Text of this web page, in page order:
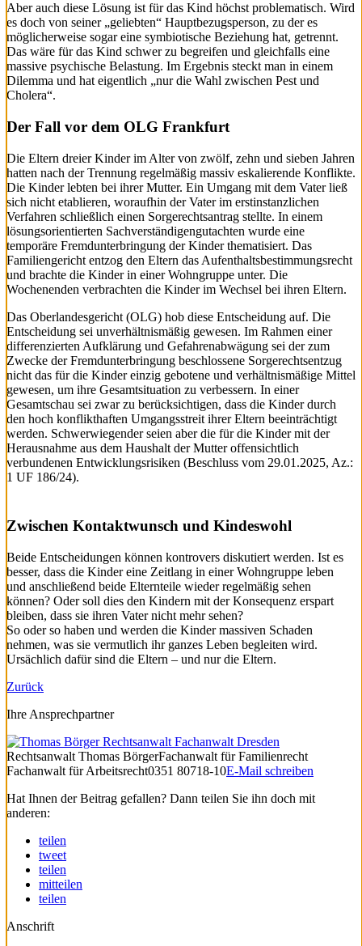
Aber auch diese Lösung ist für das Kind höchst problematisch. Wird
es doch von seiner „geliebten“ Hauptbezugsperson, zu der es
möglicherweise sogar eine symbiotische Beziehung hat, getrennt.
Das wäre für das Kind schwer zu begreifen und gleichfalls eine
massive psychische Belastung. Im Ergebnis steckt man in einem
Dilemma und hat eigentlich „nur die Wahl zwischen Pest und
Cholera“.
Der Fall vor dem OLG Frankfurt
Die Eltern dreier Kinder im Alter von zwölf, zehn und sieben Jahren
hatten nach der Trennung regelmäßig massiv eskalierende Konflikte.
Die Kinder lebten bei ihrer Mutter. Ein Umgang mit dem Vater ließ
sich nicht etablieren, woraufhin der Vater im erstinstanzlichen
Verfahren schließlich einen Sorgerechtsantrag stellte. In einem
lösungsorientierten Sachverständigengutachten wurde eine
temporäre Fremdunterbringung der Kinder thematisiert. Das
Familiengericht entzog den Eltern das Aufenthaltsbestimmungsrecht
und brachte die Kinder in einer Wohngruppe unter. Die
Wochenenden verbrachten die Kinder im Wechsel bei ihren Eltern.
Das Oberlandesgericht (OLG) hob diese Entscheidung auf. Die
Entscheidung sei unverhältnismäßig gewesen. Im Rahmen einer
differenzierten Aufklärung und Gefahrenabwägung sei der zum
Zwecke der Fremdunterbringung beschlossene Sorgerechtsentzug
nicht das für die Kinder einzig gebotene und verhältnismäßige Mittel
gewesen, um ihre Gesamtsituation zu verbessern. In einer
Gesamtschau sei zwar zu berücksichtigen, dass die Kinder durch
den hoch konflikthaften Umgangsstreit ihrer Eltern beeinträchtigt
werden. Schwerwiegender seien aber die für die Kinder mit der
Herausnahme aus dem Haushalt der Mutter offensichtlich
verbundenen Entwicklungsrisiken (Beschluss vom 29.01.2025, Az.:
1 UF 186/24).
Zwischen Kontaktwunsch und Kindeswohl
Beide Entscheidungen können kontrovers diskutiert werden. Ist es
besser, dass die Kinder eine Zeitlang in einer Wohngruppe leben
und anschließend beide Elternteile wieder regelmäßig sehen
können? Oder soll dies den Kindern mit der Konsequenz erspart
bleiben, dass sie ihren Vater nicht mehr sehen?
So oder so haben und werden die Kinder massiven Schaden
nehmen, was sie vermutlich ihr ganzes Leben begleiten wird.
Ursächlich dafür sind die Eltern – und nur die Eltern.
Zurück
Ihre Ansprechpartner
Rechtsanwalt Thomas BörgerFachanwalt für Familienrecht
Fachanwalt für Arbeitsrecht0351 80718-10E-Mail schreiben
Hat Ihnen der Beitrag gefallen? Dann teilen Sie ihn doch mit
anderen:
teilen
tweet
teilen
mitteilen
teilen
Anschrift